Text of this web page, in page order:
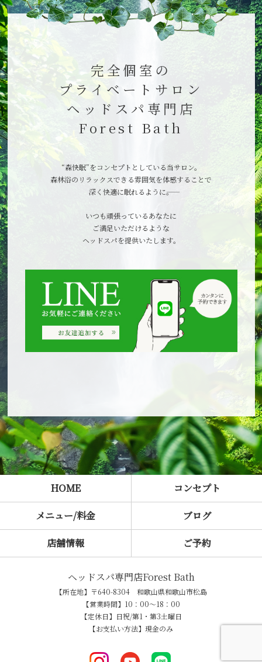
完全個室の
プライベートサロン
ヘッドスパ専門店
Forest Bath
“森快眠”をコンセプトとしている当サロン。
森林浴のリラックスできる雰囲気を体感することで
深く快適に眠れるように――。
いつも頑張っているあなたに
ご満足いただけるような
ヘッドスパを提供いたします。
HOME コンセプト
メニュー/料金 ブログ
店舗情報 ご予約
ヘッドスパ専門店Forest Bath
【所在地】〒640-8304 和歌山県和歌山市松島
【営業時間】10：00～18：00
【定休日】日祝/第1・第3土曜日
【お支払い方法】現金のみ